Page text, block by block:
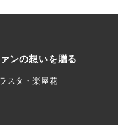
ンの想いを贈る
スタ・楽屋花